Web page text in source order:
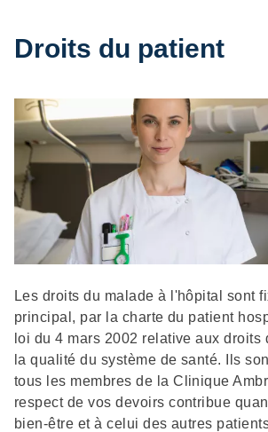
Droits du patient
Description
Les droits du malade à l'hôpital sont
principal, par la charte du patient
loi du 4 mars 2002 relative aux droits
la qualité du système de santé. Ils
tous les membres de la Clinique
respect de vos devoirs contribue
bien-être et à celui des autres